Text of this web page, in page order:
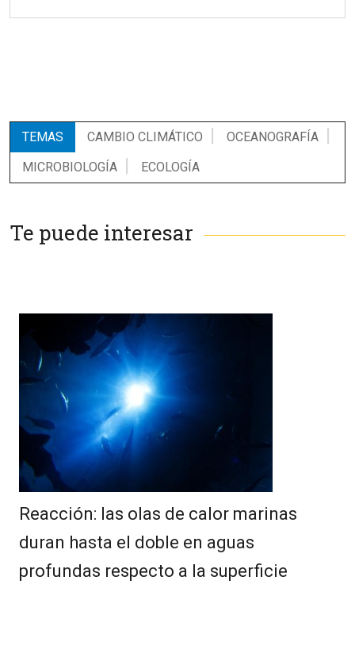
TEMAS CAMBIO CLIMÁTICO
OCEANOGRAFÍA
MICROBIOLOGÍA
ECOLOGÍA
Te puede interesar
Reacción: las olas de calor marinas
duran hasta el doble en aguas
profundas respecto a la superficie